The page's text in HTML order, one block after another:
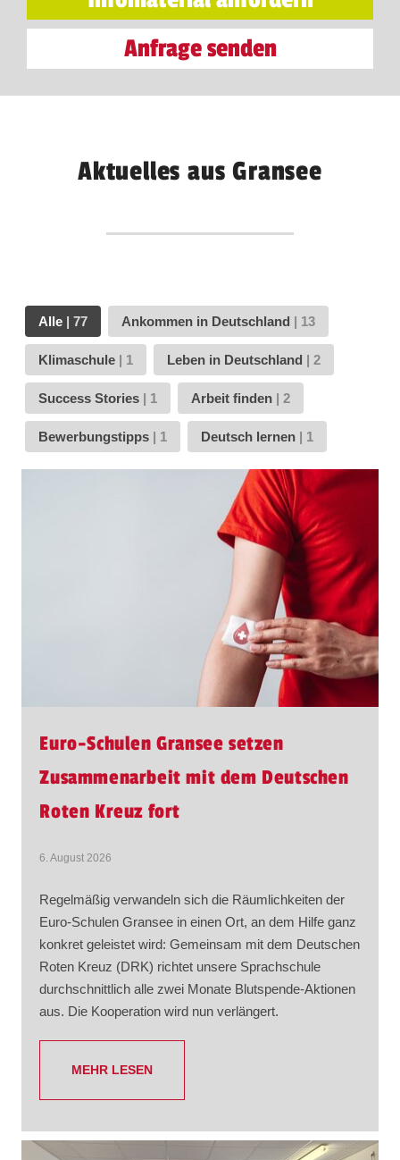
Anfrage senden
Aktuelles aus Gransee
Alle |77 Ankommen in Deutschland | 13
Klimaschule | 1 Leben in Deutschland |2
Success Stories | 1 Arbeit finden |2
Bewerbungstipps | 1 Deutsch lernen | 1
Euro-Schulen Gransee setzen
Zusammenarbeit mit dem Deutschen
Roten Kreuz fort
6. August 2026
Regelmäßig verwandeln sich die Räumlichkeiten der
Euro-Schulen Gransee in einen Ort, an dem Hilfe ganz
konkret geleistet wird: Gemeinsam mit dem Deutschen
Roten Kreuz (DRK) richtet unsere Sprachschule
durchschnittlich alle zwei Monate Blutspende-Aktionen
aus. Die Kooperation wird nun verlängert.
MEHR LESEN